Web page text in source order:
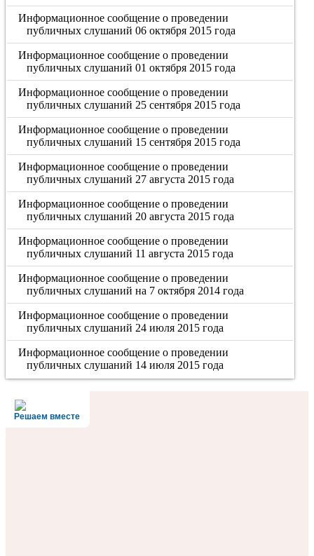
Информационное сообщение о проведении
публичных слушаний 06 октября 2015 года
Информационное сообщение о проведении
публичных слушаний 01 октября 2015 года
Информационное сообщение о проведении
публичных слушаний 25 сентября 2015 года
Информационное сообщение о проведении
публичных слушаний 15 сентября 2015 года
Информационное сообщение о проведении
публичных слушаний 27 августа 2015 года
Информационное сообщение о проведении
публичных слушаний 20 августа 2015 года
Информационное сообщение о проведении
публичных слушаний 11 августа 2015 года
Информационное сообщение о проведении
публичных слушаний на 7 октября 2014 года
Информационное сообщение о проведении
публичных слушаний 24 июля 2015 года
Информационное сообщение о проведении
публичных слушаний 14 июля 2015 года
Решаем вместе